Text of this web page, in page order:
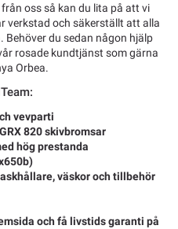
oss så kan du lita på att vi
verkstad och säkerställt att alla
du sedan någon hjälp
rosade kundtjänst som gärna
Orbea.
vevparti
820 skivbromsar
hög prestanda
väskor och tillbehör
och få livstids garanti på